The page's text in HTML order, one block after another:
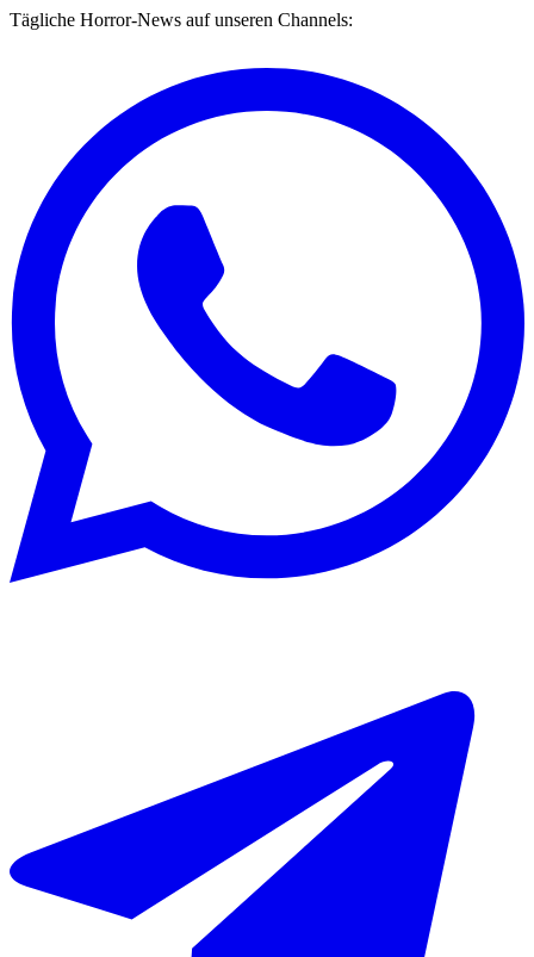
Tägliche Horror-News auf unseren Channels: